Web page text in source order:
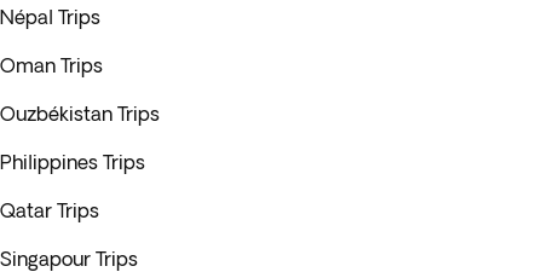
Népal Trips
Oman Trips
Ouzbékistan Trips
Philippines Trips
Qatar Trips
Singapour Trips